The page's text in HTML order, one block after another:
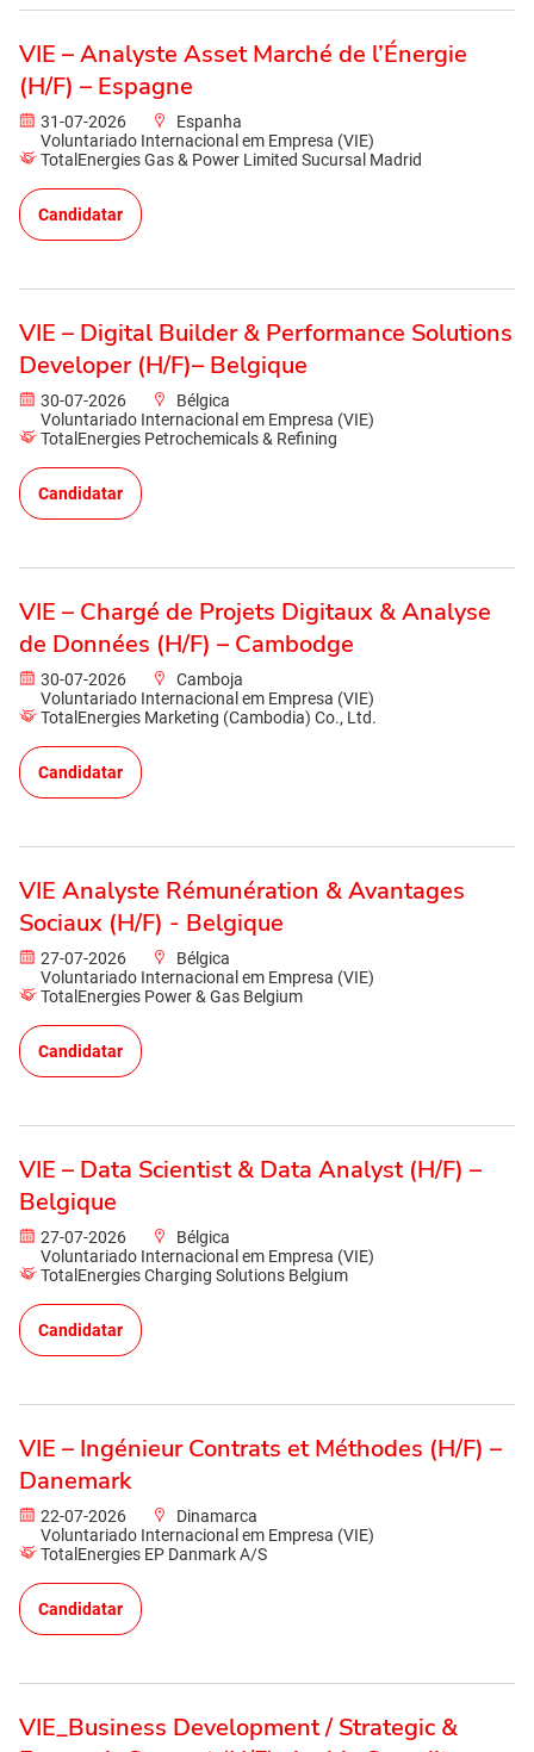
VIE – Analyste Asset Marché de l’Énergie
(H/F) – Espagne
31-07-2026
Espanha
Voluntariado Internacional em Empresa (VIE)
TotalEnergies Gas & Power Limited Sucursal Madrid
Candidatar
VIE – Digital Builder & Performance Solutions
Developer (H/F)– Belgique
30-07-2026
Bélgica
Voluntariado Internacional em Empresa (VIE)
TotalEnergies Petrochemicals & Refining
Candidatar
VIE – Chargé de Projets Digitaux & Analyse
de Données (H/F) – Cambodge
30-07-2026
Camboja
Voluntariado Internacional em Empresa (VIE)
TotalEnergies Marketing (Cambodia) Co., Ltd.
Candidatar
VIE Analyste Rémunération & Avantages
Sociaux (H/F) - Belgique
27-07-2026
Bélgica
Voluntariado Internacional em Empresa (VIE)
TotalEnergies Power & Gas Belgium
Candidatar
VIE – Data Scientist & Data Analyst (H/F) –
Belgique
27-07-2026
Bélgica
Voluntariado Internacional em Empresa (VIE)
TotalEnergies Charging Solutions Belgium
Candidatar
VIE – Ingénieur Contrats et Méthodes (H/F) –
Danemark
22-07-2026
Dinamarca
Voluntariado Internacional em Empresa (VIE)
TotalEnergies EP Danmark A/S
Candidatar
VIE_Business Development / Strategic &